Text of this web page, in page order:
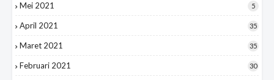
Mei 2021 5
April 2021 35
Maret 2021 35
Februari 2021 30